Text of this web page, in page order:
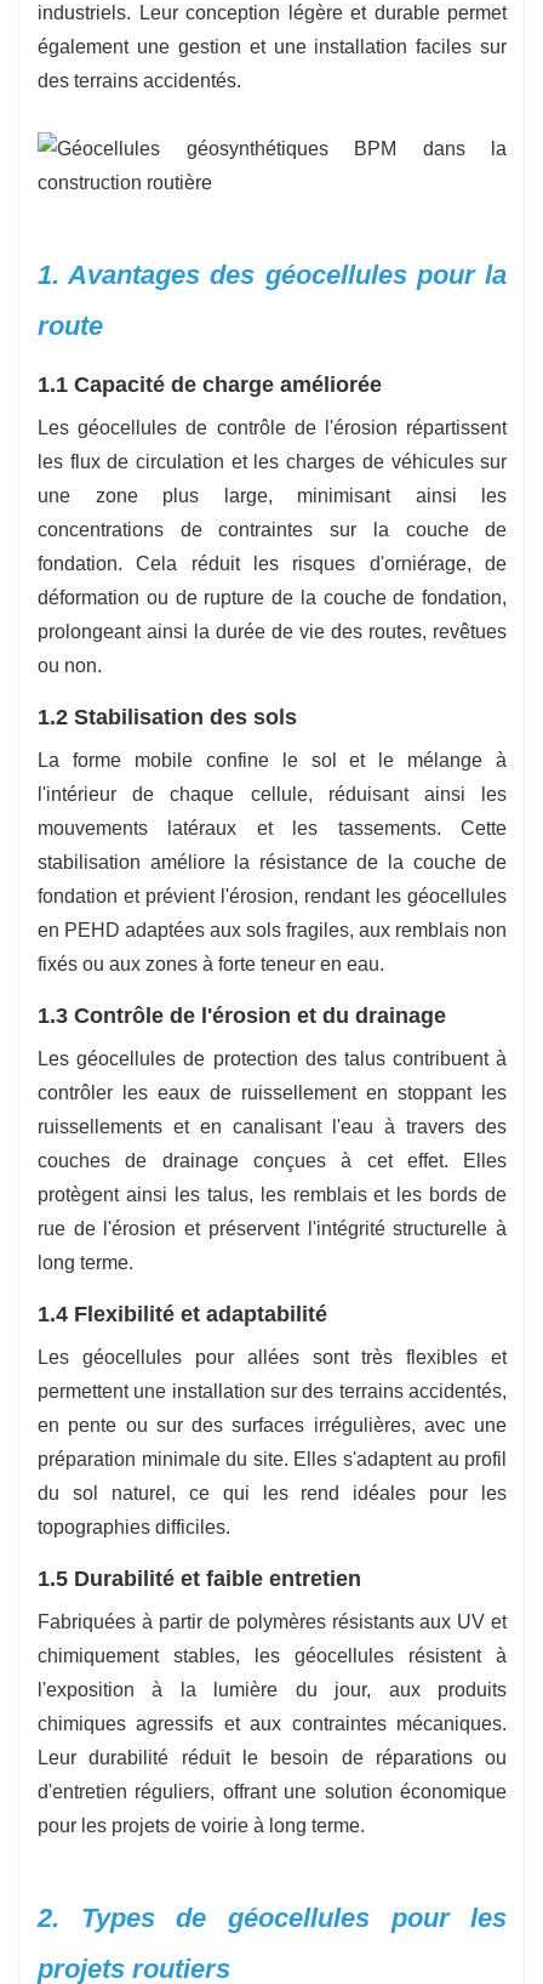
industriels. Leur conception légère et durable permet
également une gestion et une installation faciles sur
des terrains accidentés.
1. Avantages des géocellules pour la
route
1.1 Capacité de charge améliorée
Les géocellules de contrôle de l'érosion répartissent
les flux de circulation et les charges de véhicules sur
une zone plus large, minimisant ainsi les
concentrations de contraintes sur la couche de
fondation. Cela réduit les risques d'orniérage, de
déformation ou de rupture de la couche de fondation,
prolongeant ainsi la durée de vie des routes, revêtues
ou non.
1.2 Stabilisation des sols
La forme mobile confine le sol et le mélange à
l'intérieur de chaque cellule, réduisant ainsi les
mouvements latéraux et les tassements. Cette
stabilisation améliore la résistance de la couche de
fondation et prévient l'érosion, rendant les géocellules
en PEHD adaptées aux sols fragiles, aux remblais non
fixés ou aux zones à forte teneur en eau.
1.3 Contrôle de l'érosion et du drainage
Les géocellules de protection des talus contribuent à
contrôler les eaux de ruissellement en stoppant les
ruissellements et en canalisant l'eau à travers des
couches de drainage conçues à cet effet. Elles
protègent ainsi les talus, les remblais et les bords de
rue de l'érosion et préservent l'intégrité structurelle à
long terme.
1.4 Flexibilité et adaptabilité
Les géocellules pour allées sont très flexibles et
permettent une installation sur des terrains accidentés,
en pente ou sur des surfaces irrégulières, avec une
préparation minimale du site. Elles s'adaptent au profil
du sol naturel, ce qui les rend idéales pour les
topographies difficiles.
1.5 Durabilité et faible entretien
Fabriquées à partir de polymères résistants aux UV et
chimiquement stables, les géocellules résistent à
l'exposition à la lumière du jour, aux produits
chimiques agressifs et aux contraintes mécaniques.
Leur durabilité réduit le besoin de réparations ou
d'entretien réguliers, offrant une solution économique
pour les projets de voirie à long terme.
2. Types de géocellules pour les
projets routiers